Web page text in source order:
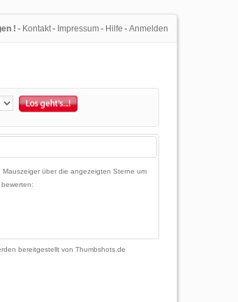
! - Kontakt- Impressum- Hilfe - Anmelden
über die angezeigten Sterne um
bereitgestellt vonThumbshots.de